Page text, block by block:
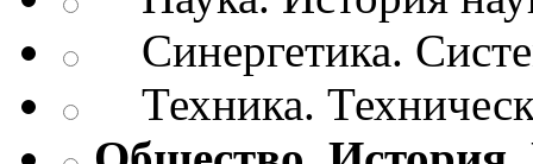
Синергетика.
Техника.